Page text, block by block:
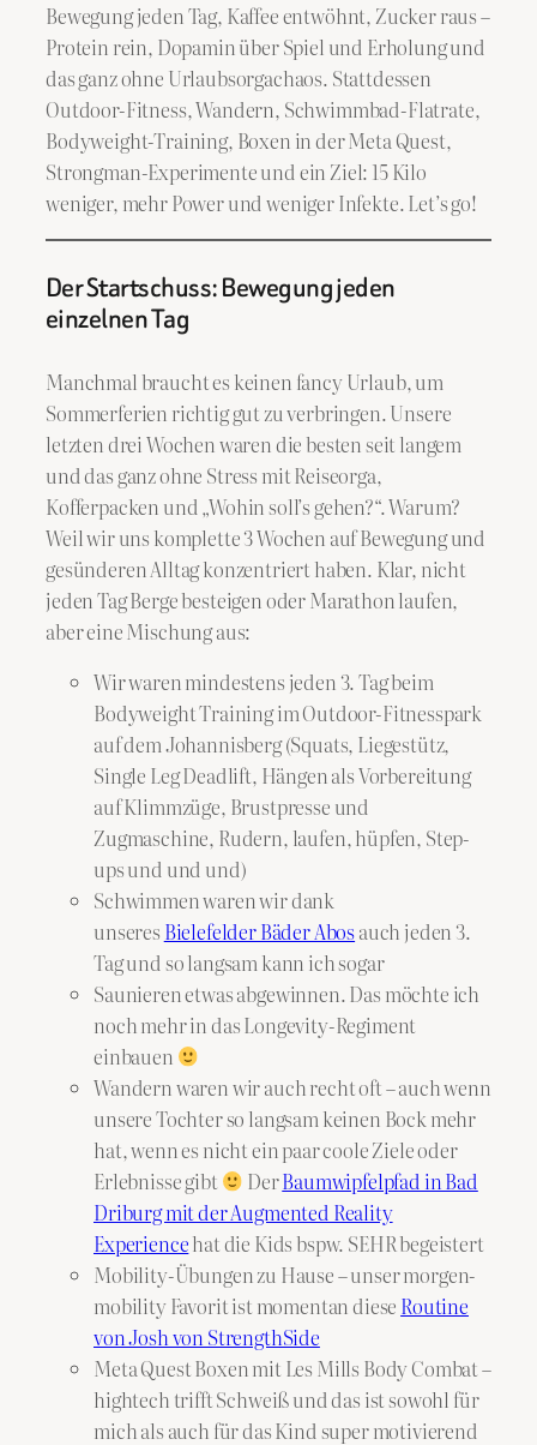
Bewegung jeden Tag, Kaffee entwöhnt, Zucker raus –
Protein rein, Dopamin über Spiel und Erholung und
das ganz ohne Urlaubsorgachaos. Stattdessen
Outdoor-Fitness, Wandern, Schwimmbad-Flatrate,
Bodyweight-Training, Boxen in der Meta Quest,
Strongman-Experimente und ein Ziel: 15 Kilo
weniger, mehr Power und weniger Infekte. Let’s go!
Der Startschuss: Bewegung jeden
einzelnen Tag
Manchmal braucht es keinen fancy Urlaub, um
Sommerferien richtig gut zu verbringen. Unsere
letzten drei Wochen waren die besten seit langem
und das ganz ohne Stress mit Reiseorga,
Kofferpacken und „Wohin soll’s gehen?“. Warum?
Weil wir uns komplette 3 Wochen auf Bewegung und
gesünderen Alltag konzentriert haben. Klar, nicht
jeden Tag Berge besteigen oder Marathon laufen,
aber eine Mischung aus:
Wir waren mindestens jeden 3. Tag beim
Bodyweight Training im Outdoor-Fitnesspark
auf dem Johannisberg (Squats, Liegestütz,
Single Leg Deadlift, Hängen als Vorbereitung
auf Klimmzüge, Brustpresse und
Zugmaschine, Rudern, laufen, hüpfen, Step-
ups und und und)
Schwimmen waren wir dank
unseresBielefelder Bäder Abosauch jeden 3.
Tag und so langsam kann ich sogar
Saunieren etwas abgewinnen. Das möchte ich
noch mehr in das Longevity-Regiment
einbauen
Wandern waren wir auch recht oft – auch wenn
unsere Tochter so langsam keinen Bock mehr
hat, wenn es nicht ein paar coole Ziele oder
Erlebnisse gibt
DerBaumwipfelpfad in Bad
Driburg mit der Augmented Reality
Experiencehat die Kids bspw. SEHR begeistert
Mobility-Übungen zu Hause – unser morgen-
mobility Favorit ist momentan diese Routine
von Josh von StrengthSide
Meta Quest Boxen mit Les Mills Body Combat –
hightech trifft Schweiß und das ist sowohl für
mich als auch für das Kind super motivierend